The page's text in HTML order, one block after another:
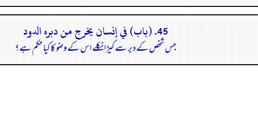
45. (باب) في إنسان يخرج من دبره الدود
جس شخص کے دبر سے کیڑا نکلے اس کے وضو کا کیا حکم ہے؟